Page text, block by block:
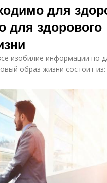
для
для здорового
изобилие информации по
образ жизни состоит из: